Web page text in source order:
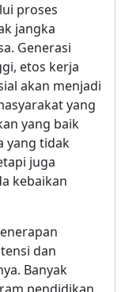
proses
jangka
Generasi
etos kerja
akan menjadi
yang
yang baik
yang tidak
juga
kebaikan
dan
Banyak